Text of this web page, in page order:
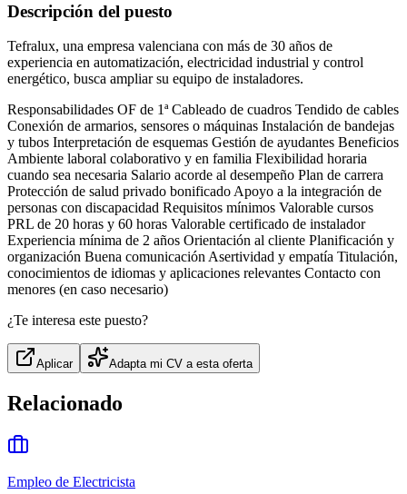
Descripción del puesto
Tefralux, una empresa valenciana con más de 30 años de
experiencia en automatización, electricidad industrial y control
energético, busca ampliar su equipo de instaladores.
Responsabilidades OF de 1ª Cableado de cuadros Tendido de cables
Conexión de armarios, sensores o máquinas Instalación de bandejas
y tubos Interpretación de esquemas Gestión de ayudantes Beneficios
Ambiente laboral colaborativo y en familia Flexibilidad horaria
cuando sea necesaria Salario acorde al desempeño Plan de carrera
Protección de salud privado bonificado Apoyo a la integración de
personas con discapacidad Requisitos mínimos Valorable cursos
PRL de 20 horas y 60 horas Valorable certificado de instalador
Experiencia mínima de 2 años Orientación al cliente Planificación y
organización Buena comunicación Asertividad y empatía Titulación,
conocimientos de idiomas y aplicaciones relevantes Contacto con
menores (en caso necesario)
¿Te interesa este puesto?
Aplicar Adapta mi CV a esta oferta
Relacionado
Empleo de Electricista